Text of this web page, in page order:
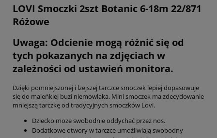
LOVI Smoczki 2szt Botanic 6-18m 22/871
Różowe
Uwaga: Odcienie mogą różnić się od
tych pokazanych na zdjęciach w
zależności od ustawień monitora.
Dzięki pomniejszonej i lżejszej tarczce smoczek lepiej dopasowuje
się do maleńkiej buzi niemowlaka. Mini smoczek ma zdecydowanie
mniejszą tarczkę od tradycyjnych smoczków Lovi.
Dziecko może swobodnie oddychać przez nos.
Dodatkowe otwory w tarczce umożliwiają swobodny